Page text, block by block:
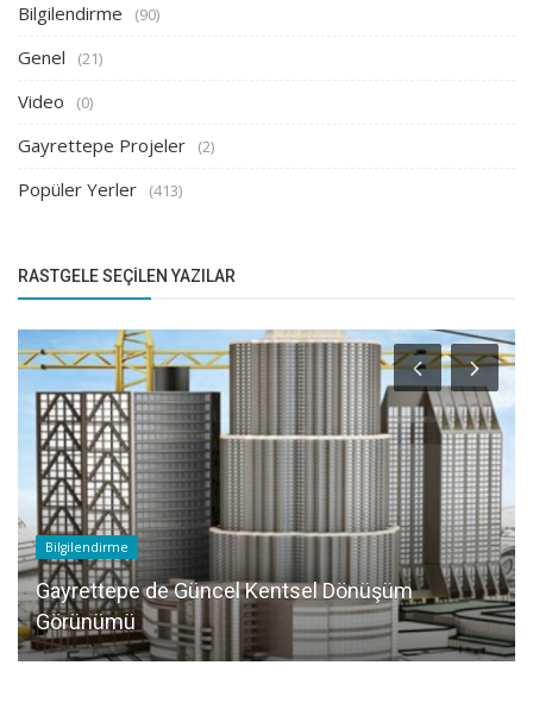
Bilgilendirme (90)
Genel (21)
Video (0)
Gayrettepe Projeler (2)
Popüler Yerler (413)
RASTGELE SEÇILEN YAZILAR
Bilgilendirme
Gayrettepe de Güncel Kentsel Dönüşüm
Görünümü